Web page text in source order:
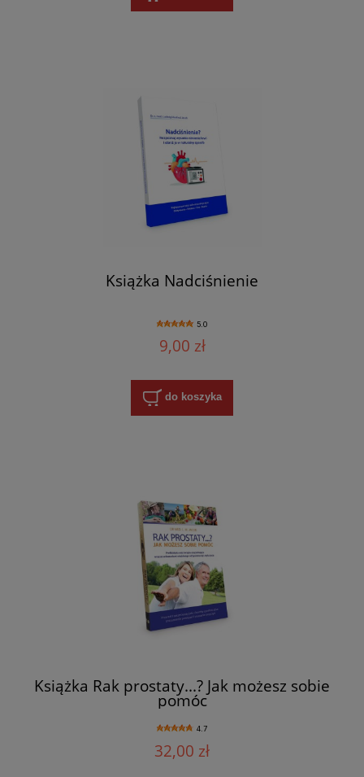
Książka Nadciśnienie
5.0
9,00 zł
do koszyka
Książka Rak prostaty...? Jak możesz sobie
pomóc
4.7
32,00 zł